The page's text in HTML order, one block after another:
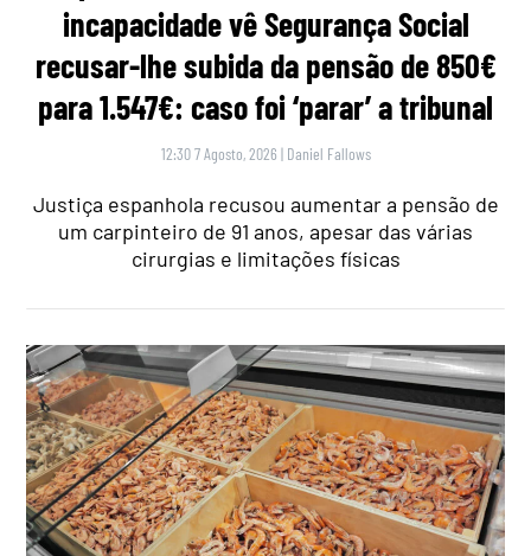
incapacidade vê Segurança Social
recusar-lhe subida da pensão de 850€
para 1.547€: caso foi ‘parar’ a tribunal
12:30 7 Agosto, 2026 | Daniel Fallows
Justiça espanhola recusou aumentar a pensão de
um carpinteiro de 91 anos, apesar das várias
cirurgias e limitações físicas